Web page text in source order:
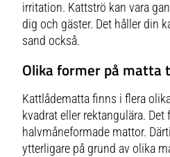
irritation. Kattströ kan vara
dig och gäster. Det håller din
sand också.
Olika former på matta
Kattlådematta finns i flera
kvadrat eller rektangulära.
halvmåneformade mattor.
ytterligare på grund av olika